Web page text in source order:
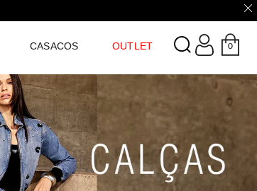
CASACOS OUTLET 0